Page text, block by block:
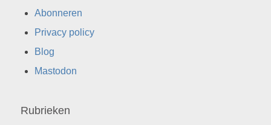
Abonneren
Privacy policy
Blog
Mastodon
Rubrieken